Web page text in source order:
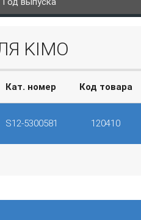
KIMO
Кат. номер Код товара
S12-5300581 120410